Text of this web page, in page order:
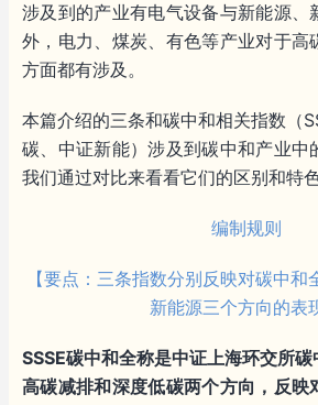
涉及到的产业有电气设备与新能源、
外，电力、煤炭、有色等产业对于高
方面都有涉及。
本篇介绍的三条和碳中和相关指数（
碳、中证新能）涉及到碳中和产业中
我们通过对比来看看它们的区别和特色
编制规则
【要点：三条指数分别反映对碳中
新能源三个方向的表
SSSE碳中和全称是中证上海环交所
高碳减排和深度低碳两个方向，反映